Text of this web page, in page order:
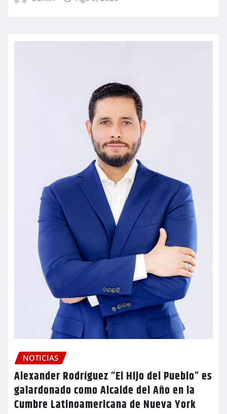
NOTICIAS
Alexander Rodríguez “El Hijo del Pueblo” es
galardonado como Alcalde del Año en la
Cumbre Latinoamericana de Nueva York